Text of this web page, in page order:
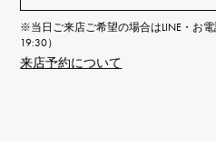
※当日ご来店ご希望の場合はLINE・お
19:30）
来店予約について